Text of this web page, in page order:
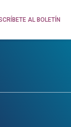
AL BOLETÍN